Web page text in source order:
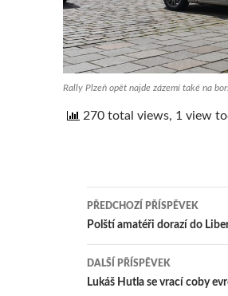
Rally Plzeň opět najde zázemí také na
270 total views, 1 view
Navigace
pro
příspěvek
PŘEDCHOZÍ PŘÍSPĚVEK
Polští amatéři dorazí do
DALŠÍ PŘÍSPĚVEK
Lukáš Hutla se vrací coby